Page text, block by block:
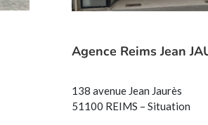
Agence Reims Jean
138 avenue Jean Jaurès
51100 REIMS – Situation